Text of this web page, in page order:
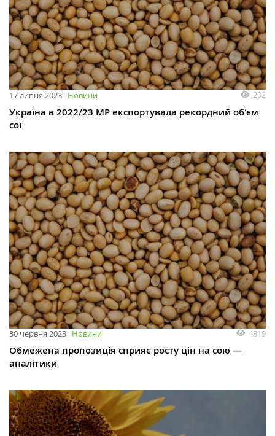
17 липня 2023 Новини 202
Україна в 2022/23 МР експортувала рекордний обʼєм
сої
30 червня 2023 Новини 4819
Обмежена пропозиція сприяє росту цін на сою —
аналітики